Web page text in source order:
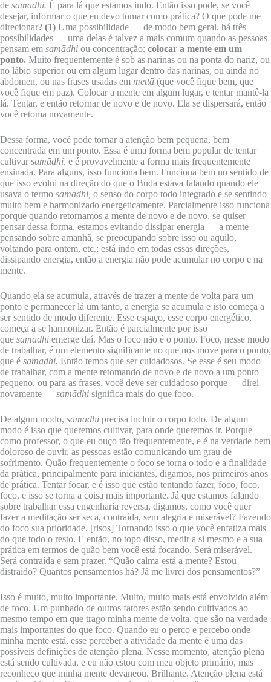
de samādhi. É para lá que estamos indo. Então isso pode, se você
desejar, informar o que eu devo tomar como prática? O que pode me
direcionar? (1) Uma possibilidade — de modo bem geral, há três
possibilidades — uma delas é talvez a mais comum quando as pessoas
pensam em samādhi ou concentração: colocar a mente em um
ponto. Muito frequentemente é sob as narinas ou na ponta do nariz, ou
no lábio superior ou em algum lugar dentro das narinas, ou ainda no
abdomen, ou nas frases usadas em mettā (que você fique bem, que
você fique em paz). Colocar a mente em algum lugar, e tentar mantê-la
lá. Tentar, e então retornar de novo e de novo. Ela se dispersará, então
você retoma novamente.
Dessa forma, você pode tornar a atenção bem pequena, bem
concentrada em um ponto. Essa é uma forma bem popular de tentar
cultivar samādhi, e é provavelmente a forma mais frequentemente
ensinada. Para alguns, isso funciona bem. Funciona bem no sentido de
que isso evolui na direção do que o Buda estava falando quando ele
usava o termo samādhi, o senso do corpo todo integrado e se sentindo
muito bem e harmonizado energeticamente. Parcialmente isso funciona
porque quando retornamos a mente de novo e de novo, se quiser
pensar dessa forma, estamos evitando dissipar energia — a mente
pensando sobre amanhã, se preocupando sobre isso ou aquilo,
voltando para ontem, etc.; está indo em todas essas direções,
dissipando energia, então a energia não pode acumular no corpo e na
mente.
Quando ela se acumula, através de trazer a mente de volta para um
ponto e permanecer lá um tanto, a energia se acumula e isto começa a
ser sentido de modo diferente. Esse espaço, esse corpo energético,
começa a se harmonizar. Então é parcialmente por isso
que samādhi emerge daí. Mas o foco não é o ponto. Foco, nesse modo
de trabalhar, é um elemento significante no que nos move para o ponto,
que é samādhi. Então temos que ser cuidadosos. Se esse é seu modo
de trabalhar, com a mente retomando de novo e de novo a um ponto
pequeno, ou para as frases, você deve ser cuidadoso porque — direi
novamente — samādhi significa mais do que foco.
De algum modo, samādhi precisa incluir o corpo todo. De algum
modo é isso que queremos cultivar, para onde queremos ir. Porque
como professor, o que eu ouço tão frequentemente, e é na verdade bem
doloroso de ouvir, as pessoas estão comunicando um grau de
sofrimento. Quão frequentemente o foco se torna o todo e a finalidade
da prática, principalmente para iniciantes, digamos, nos primeiros anos
de prática. Tentar focar, e é isso que estão tentando fazer, foco, foco,
foco, e isso se torna a coisa mais importante. Já que estamos falando
sobre trabalhar essa engenharia reversa, digamos, como você quer
fazer a meditação ser seca, contraída, sem alegria e miserável? Fazendo
do foco sua prioridade. [risos] Tornando isso o que você enfatiza mais
do que todo o resto. E então, no topo disso, medir a si mesmo e a sua
prática em termos de quão bem você está focando. Será miserável.
Será contraída e sem prazer. “Quão calma está a mente? Estou
distraído? Quantos pensamentos há? Já me livrei dos pensamentos?”
Isso é muito, muito importante. Muito, muito mais está envolvido além
de foco. Um punhado de outros fatores estão sendo cultivados ao
mesmo tempo em que trago minha mente de volta, que são na verdade
mais importantes do que foco. Quando eu o perco e percebo onde
minha mente está, esse perceber a atividade da mente é uma das
possíveis definições de atenção plena. Nesse momento, atenção plena
está sendo cultivada, e eu não estou com meu objeto primário, mas
reconheço que minha mente devaneou. Brilhante. Atenção plena está